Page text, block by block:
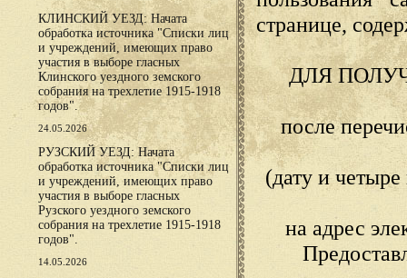
КЛИНСКИЙ УЕЗД: Начата
обработка источника "Списки лиц
и учреждений, имеющих право
участия в выборе гласных
Клинского уездного земского
собрания на трехлетие 1915-1918
годов".
24.05.2026
РУЗСКИЙ УЕЗД: Начата
обработка источника "Списки лиц
и учреждений, имеющих право
участия в выборе гласных
Рузского уездного земского
собрания на трехлетие 1915-1918
годов".
14.05.2026
странице,
ДЛЯ
после
(дату и
на адрес